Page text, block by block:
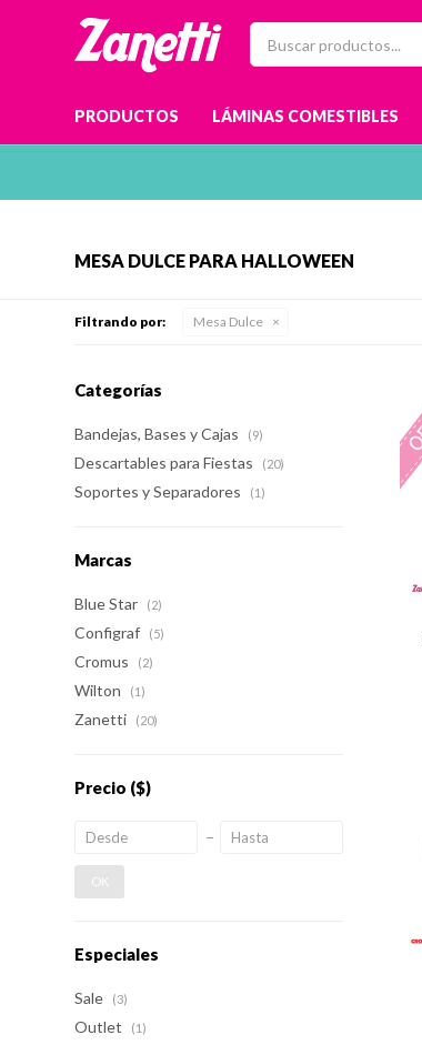
PRODUCTOS LÁMINAS COMESTIBLES
MESA DULCE PARA HALLOWEEN
Filtrando por: Mesa Dulce
Categorías
Bandejas, Bases y Cajas (9)
Descartables para Fiestas (20)
Soportes y Separadores (1)
Marcas
Blue Star (2)
Configraf (5)
Cromus (2)
Wilton (1)
Zanetti (20)
Precio ($)
OK
Especiales
Sale (3)
Outlet (1)